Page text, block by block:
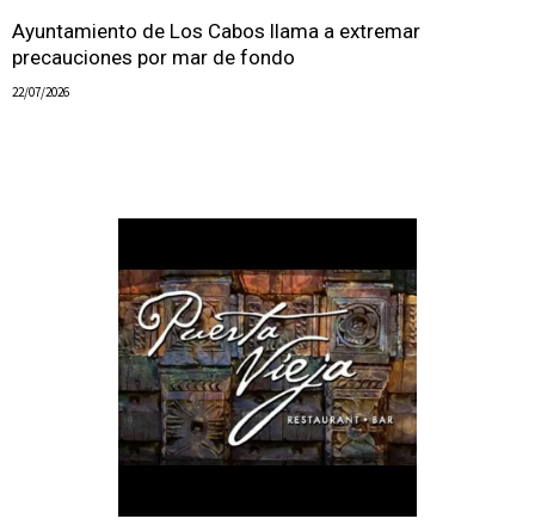
Ayuntamiento de Los Cabos llama a extremar
precauciones por mar de fondo
22/07/2026